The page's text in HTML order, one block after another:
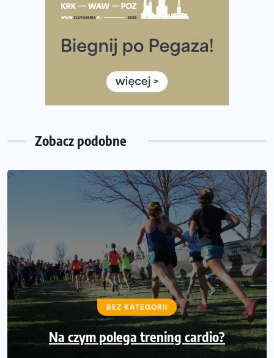
Rozbiegany Olsztyn szykuje się na weekend z
Już w tę sobotę 35. Bieg Powstania Warszawskiego.
Wystartuje rekordowa liczba uczestników
35. Bieg Powstania Warszawskiego – praktyczny
poradnik przed startem
Zobacz podobne
BEZ KATEGORII
Na czym polega trening cardio?
BEZ KATEGORII
Złamania zmęczeniowe – objawy,
przyczyny, leczenie